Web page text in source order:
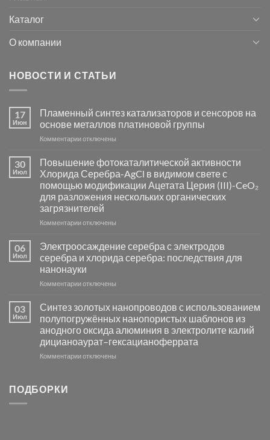
Каталог
О компании
НОВОСТИ И СТАТЬИ
17
Июн
Пламенный синтез катализаторов и сенсоров на
основе металлов платиновой группы
Комментариик
Пламенный
синтез
катализаторов
и
сенсоров
на
группы
отключены
30
Июл
Повышение фотокаталитической активности
Хлорида Серебра-AgCl в видимом свете с
помощью модификации Ацетата Церия (III)-CeO₂
для разложения нескольких органических
загрязнителей
Комментариик
фотокаталитической
активности
Хлорида
Серебра-
видимом
свете
с
помощью
модификации
отключены
06
Июл
Электроосаждение серебра с электродов
серебра и хлорида серебра: последствия для
нанонауки
Комментариик
серебра
с
электродов
серебра
и
отключены
03
Июл
Синтез золотых нанопроводов с использованием
полупогружённых нанопористых шаблонов из
анодного оксида алюминия в электролите калий
дицианоаурат–гексацианоферрата
Комментариикотключены
ПОДБОРКИ